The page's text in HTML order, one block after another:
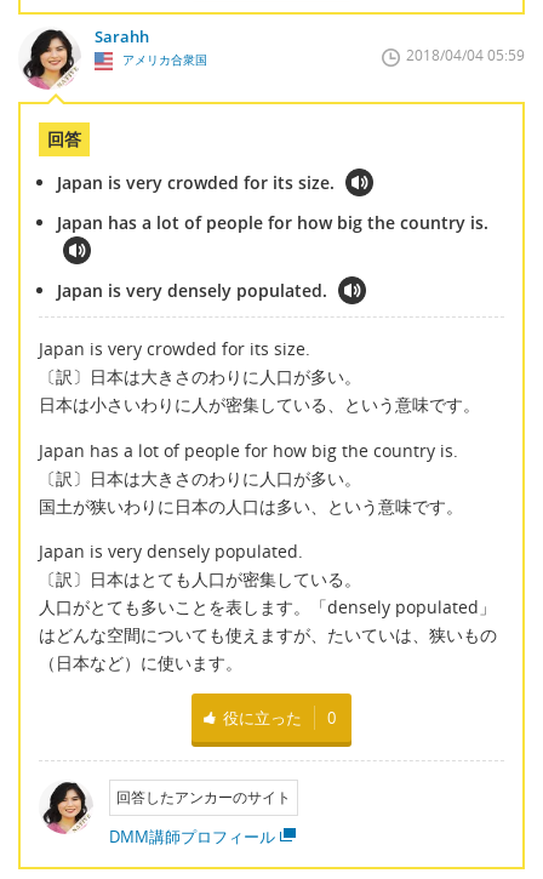
Sarahh
アメリカ合衆国 2018/04/04 05:59
回答
Japan is very crowded for its size.
Japan has a lot of people for how big the country is.
Japan is very densely populated.
Japan is very crowded for its size.
〔訳〕日本は大きさのわりに人口が多い。
日本は小さいわりに人が密集している、という意味です。
Japan has a lot of people for how big the country is.
〔訳〕日本は大きさのわりに人口が多い。
国土が狭いわりに日本の人口は多い、という意味です。
Japan is very densely populated.
〔訳〕日本はとても人口が密集している。
人口がとても多いことを表します。「densely populated」
はどんな空間についても使えますが、たいていは、狭いもの
（日本など）に使います。
役に立った 0
回答したアンカーのサイト
DMM講師プロフィール